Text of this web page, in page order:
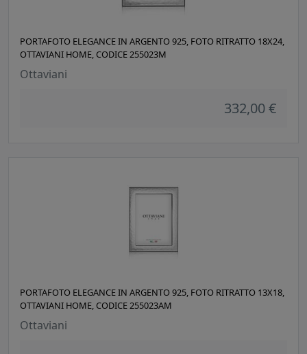
PORTAFOTO ELEGANCE IN ARGENTO 925, FOTO RITRATTO 18X24,
OTTAVIANI HOME, CODICE 255023M
Ottaviani
332,00 €
PORTAFOTO ELEGANCE IN ARGENTO 925, FOTO RITRATTO 13X18,
OTTAVIANI HOME, CODICE 255023AM
Ottaviani